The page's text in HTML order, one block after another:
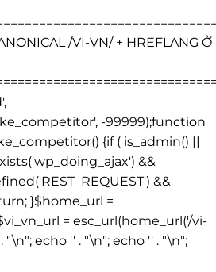
/VI-VN/ + HREFLANG Ở
-99999);function
{if ( is_admin() ||
&&
&&
}$home_url =
= esc_url(home_url('/vi-
"\n"; echo '' . "\n"; echo '' . "\n";